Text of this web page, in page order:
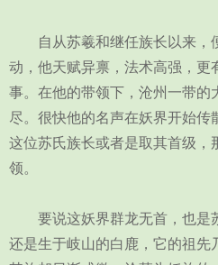
自从苏羲和继任族长以来，
动，他天赋异禀，法术高强，更
事。在他的带领下，沧州一带的
尽。很快他的名声在妖界开始传
这位苏氏族长或者是取其首级，
领。
要说这妖界群龙无首，也是
还是生于岐山的白鹿，它的祖先